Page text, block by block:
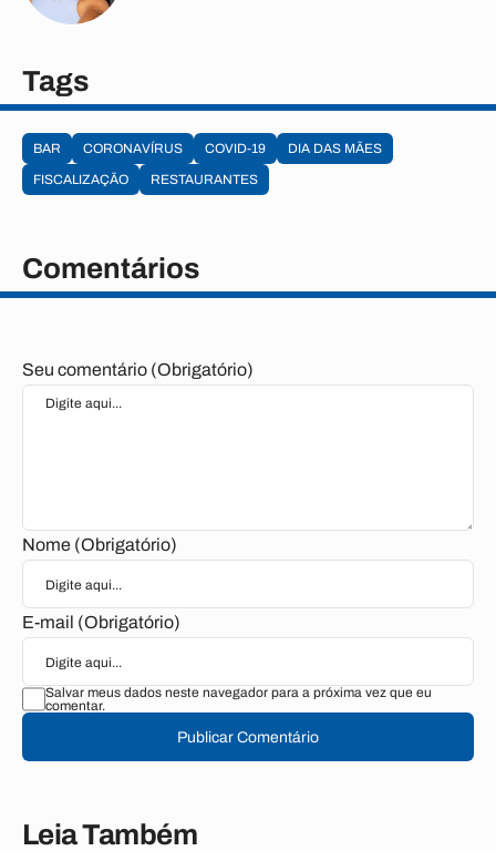
Tags
BAR CORONAVÍRUS COVID-19
DIA DAS MÃES
FISCALIZAÇÃO
RESTAURANTES
Comentários
Seu comentário (Obrigatório)
Nome (Obrigatório)
E-mail (Obrigatório)
Salvar meus dados neste navegador para a próxima vez que eu
comentar.
Publicar Comentário
Leia Também